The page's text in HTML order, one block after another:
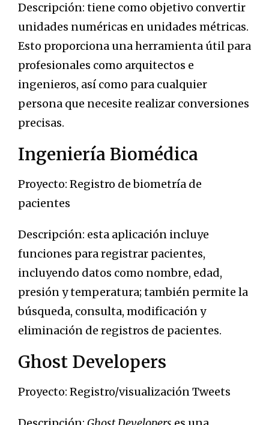
Descripción: tiene como objetivo convertir
unidades numéricas en unidades métricas.
Esto proporciona una herramienta útil para
profesionales como arquitectos e
ingenieros, así como para cualquier
persona que necesite realizar conversiones
precisas.
Ingeniería Biomédica
Proyecto: Registro de biometría de
pacientes
Descripción: esta aplicación incluye
funciones para registrar pacientes,
incluyendo datos como nombre, edad,
presión y temperatura; también permite la
búsqueda, consulta, modificación y
eliminación de registros de pacientes.
Ghost Developers
Proyecto: Registro/visualización Tweets